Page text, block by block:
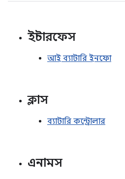
ইন্টারফেস
আই ব্যাটারি ইনফো
ক্লাস
ব্যাটারি কন্ট্রোলার
এনামস